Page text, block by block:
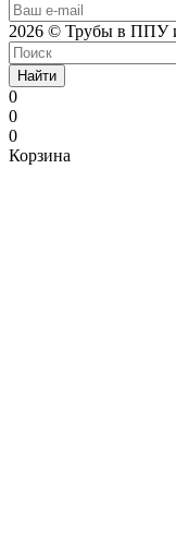
2026 © Трубы в ППУ
Найти
0
0
0
Корзина